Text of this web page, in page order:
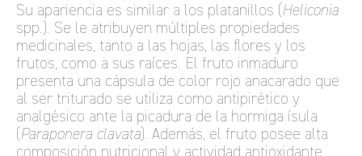
Su apariencia es similar a los platanillos (Heliconia
spp.). Se le atribuyen múltiples propiedades
medicinales, tanto a las hojas, las flores y los
frutos, como a sus raíces. El fruto inmaduro
presenta una cápsula de color rojo anacarado que
al ser triturado se utiliza como antipirético y
analgésico ante la picadura de la hormiga ísula
(Paraponera clavata). Además, el fruto posee alta
composición nutricional y actividad antioxidante,